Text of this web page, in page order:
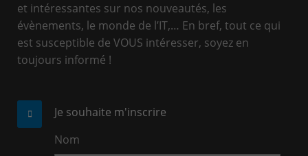
et intéressantes sur nos nouveautés, les
évènements, le monde de l’IT,… En bref, tout ce qui
est susceptible de VOUS intéresser, soyez en
toujours informé !
Je souhaite m'inscrire
Nom